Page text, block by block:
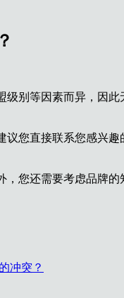
别等因素而异，因
您直接联系您感兴
您还需要考虑品牌
冲突？